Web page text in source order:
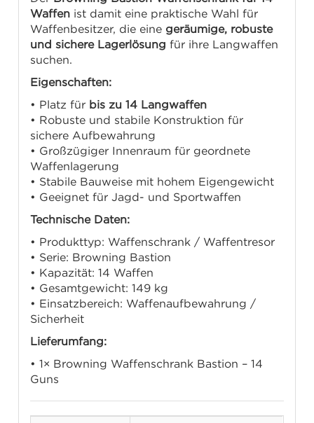
Waffen ist damit eine praktische Wahl für
Waffenbesitzer, die eine geräumige, robuste
und sichere Lagerlösung für ihre Langwaffen
suchen.
Eigenschaften:
• Platz für bis zu 14 Langwaffen
• Robuste und stabile Konstruktion für
sichere Aufbewahrung
• Großzügiger Innenraum für geordnete
Waffenlagerung
• Stabile Bauweise mit hohem Eigengewicht
• Geeignet für Jagd- und Sportwaffen
Technische Daten:
• Produkttyp: Waffenschrank / Waffentresor
• Serie: Browning Bastion
• Kapazität: 14 Waffen
• Gesamtgewicht: 149 kg
• Einsatzbereich: Waffenaufbewahrung /
Sicherheit
Lieferumfang:
• 1× Browning Waffenschrank Bastion – 14
Guns